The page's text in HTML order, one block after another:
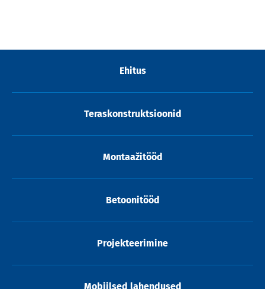
Ehitus
Teraskonstruktsioonid
Montaažitööd
Betoonitööd
Projekteerimine
Mobiilsed lahendused